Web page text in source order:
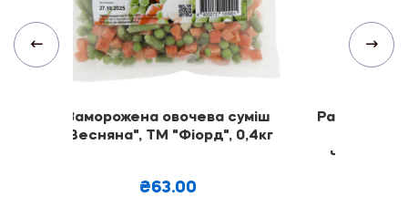
Заморожена овочева суміш
"Весняна", ТМ "Фіорд", 0,4кг
₴63.00
Равіолі з
чорниця),